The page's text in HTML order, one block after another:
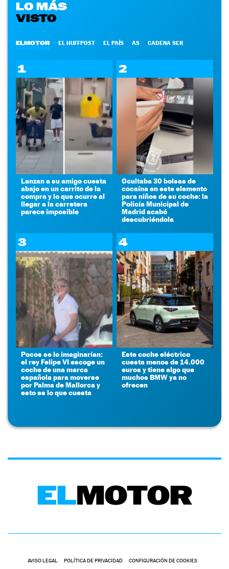
LO MÁS
VISTO
ELMOTOR EL HUFFPOST EL PAÍS AS CADENA SER
1
Lanzan a su amigo cuesta
abajo en un carrito de la
compra y lo que ocurre al
llegar a la carretera
parece imposible
2
Ocultaba 30 bolsas de
cocaína en este elemento
para niños de su coche: la
Policía Municipal de
Madrid acabó
descubriéndola
3
Pocos se lo imaginarían:
el rey Felipe VI escoge un
coche de una marca
española para moverse
por Palma de Mallorca y
esto es lo que cuesta
4
Este coche eléctrico
cuesta menos de 14.000
euros y tiene algo que
muchos BMW ya no
ofrecen
AVISO LEGAL POLÍTICA DE PRIVACIDAD CONFIGURACIÓN DE COOKIES